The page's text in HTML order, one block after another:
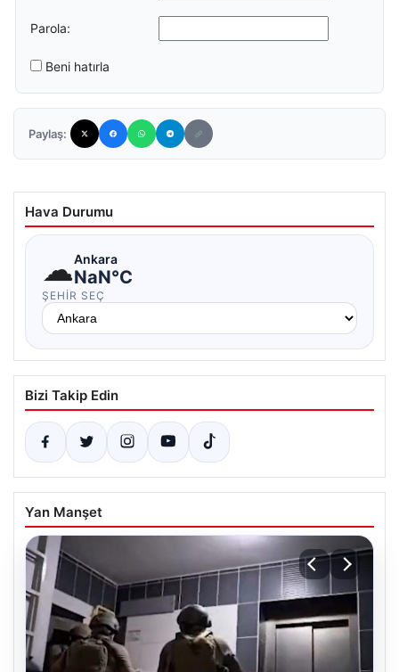
Parola:
Beni hatırla
Paylaş:
Hava Durumu
☁Ankara
NaN°C
ŞEHIR SEÇ
Bizi Takip Edin
Yan Manşet